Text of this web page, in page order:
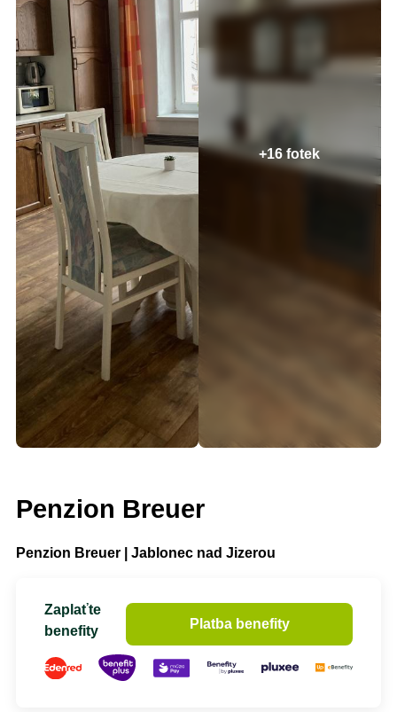
+16 fotek
Penzion Breuer
Penzion Breuer | Jablonec nad Jizerou
Zaplaťte
benefity
Platba benefity